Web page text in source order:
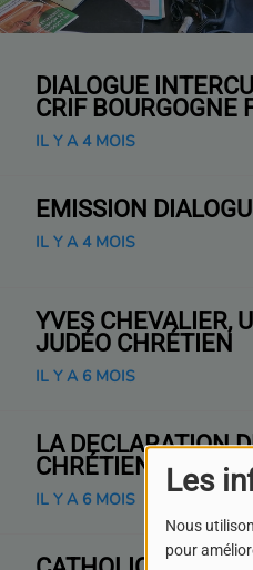
Les
Nous
pour
DIALOGUE
CRIF BOURGOGNE
IL Y A 4 MOIS
EMISSION
IL Y A 4 MOIS
YVES CHEVALIER,
JUDÉO CHRÉTIEN
IL Y A 6 MOIS
LA DÉCLARATION
CHRÉTIEN
IL Y A 6 MOIS